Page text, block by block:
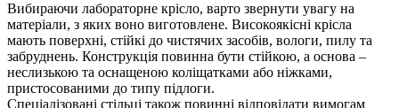
Вибираючи лабораторне крісло, варто звернути увагу на
матеріали, з яких воно виготовлене. Високоякісні крісла
мають поверхні, стійкі до чистячих засобів, вологи, пилу та
забруднень. Конструкція повинна бути стійкою, а основа –
неслизькою та оснащеною коліщатками або ніжками,
пристосованими до типу підлоги.
Спеціалізовані стільці також повинні відповідати вимогам